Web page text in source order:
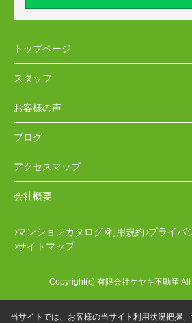
トップページ
スタッフ
お客様の声
ブログ
アクセスマップ
会社概要
マンションカタログ 利用規約 プライバ
サイトマップ
Copyright(c) 有限会社ケヤキ不動産
当サイトでは、お客様の当サイト利用状況把握